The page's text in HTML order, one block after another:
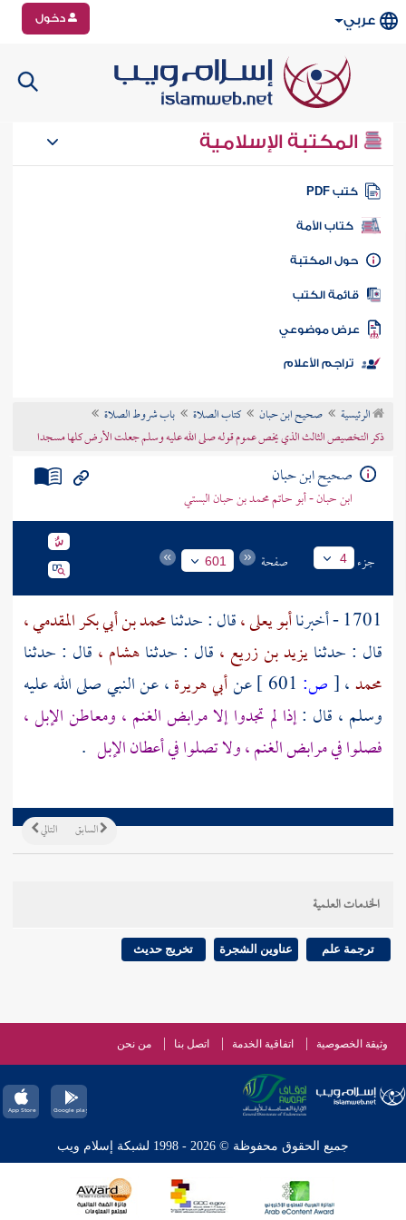
عربي دخول
المكتبة الإسلامية
كتب PDF
كتاب الأمة
المكتبة
الكتب
موضوعي
تراجم الأعلام
الرئيسية صحيح ابن حبان كتاب الصلاة
باب شروط الصلاة
ذكر التخصيص الثالث الذي يخص عموم قوله صلى الله عليه وسلم جعلت الأرض كلها مسجدا
صحيح ابن حبان
ابن حبان - أبو حاتم محمد بن حبان البستي
جزء 4 صفحة 601
1701 - أخبرنا أبو يعلى ،قال : حدثنامحمد بن أبي بكر المقدمي ،
قال : حدثنايزيد بن زريع ، قال : حدثناهشام ، قال : حدثنا
محمد،[ص: عنأبي هريرة، عن النبي صلى الله عليه
وسلم ، قال :إذا لم تجدوا إلا مرابض الغنم ، ومعاطن الإبل ،
فصلوا في مرابض الغنم ، ولا تصلوا في أعطان الإبل .
التالي السابق
الخدمات العلمية
ترجمة علم عناوين الشجرة تخريج حديث
وثيقة الخصوصية اتفاقية الخدمة اتصل بنا من نحن
جميع الحقوق محفوظة © 2026 - 1998 لشبكة إسلام ويب